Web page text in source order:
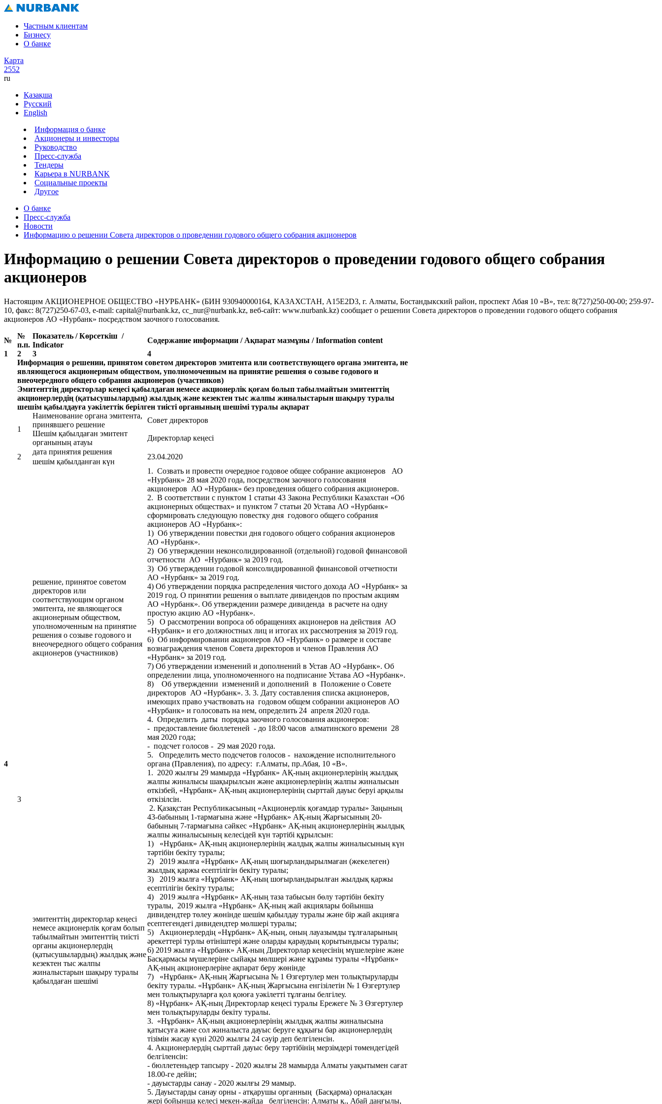
Частным клиентам
Бизнесу
О банке
Карта
2552
ru
Қазақша
Русский
English
Информация о банке
Акционеры и инвесторы
Руководство
Пресс-служба
Тендеры
Карьера в NURBANK
Социальные проекты
Другое
О банке
Пресс-служба
Новости
Информацию о решении Совета директоров о проведении годового общего собрания акционеров
Информацию о решении Совета директоров о проведении годового общего собрания
акционеров
Настоящим АКЦИОНЕРНОЕ ОБЩЕСТВО «НУРБАНК» (БИН 930940000164, КАЗАХСТАН, A15E2D3, г. Алматы, Бостандыкский район, проспект Абая 10 «В», тел: 8(727)250-00-00; 259-97-
10, факс: 8(727)250-67-03, e-mail: capital@nurbank.kz, cc_nur@nurbank.kz, веб-сайт: www.nurbank.kz) сообщает о решении Совета директоров о проведении годового общего собрания
акционеров АО «Нурбанк» посредством заочного голосования.
№
№
п.п.
Показатель / Көрсеткіш /
Indicator
Содержание информации / Ақпарат мазмұны / Information content
1
2 3 4
4
Информация о решении, принятом советом директоров эмитента или соответствующего органа эмитента, не
являющегося акционерным обществом, уполномоченным на принятие решения о созыве годового и
внеочередного общего собрания акционеров (участников)
Эмитенттің директорлар кеңесі қабылдаған немесе акционерлік қоғам болып табылмайтын эмитенттің
акционерлердің (қатысушылардың) жылдық және кезектен тыс жалпы жиналыстарын шақыру туралы
шешім қабылдауға уәкілеттік берілген тиісті органының шешімі туралы ақпарат
1
Наименование органа эмитента,
принявшего решение
Совет директоров
Шешім қабылдаған эмитент
органының атауы
Директорлар кеңесі
2
дата принятия решения
23.04.2020
шешім қабылданған күн
3
решение, принятое советом
директоров или
соответствующим органом
эмитента, не являющегося
акционерным обществом,
уполномоченным на принятие
решения о созыве годового и
внеочередного общего собрания
акционеров (участников)
1. Созвать и провести очередное годовое общее собрание акционеров АО
«Нурбанк» 28 мая 2020 года, посредством заочного голосования
акционеров АО «Нурбанк» без проведения общего собрания акционеров.
2. В соответствии с пунктом 1 статьи 43 Закона Республики Казахстан «Об
акционерных обществах» и пунктом 7 статьи 20 Устава АО «Нурбанк»
сформировать следующую повестку дня годового общего собрания
акционеров АО «Нурбанк»:
1) Об утверждении повестки дня годового общего собрания акционеров
АО «Нурбанк».
2) Об утверждении неконсолидированной (отдельной) годовой финансовой
отчетности АО «Нурбанк» за 2019 год.
3) Об утверждении годовой консолидированной финансовой отчетности
АО «Нурбанк» за 2019 год.
4) Об утверждении порядка распределения чистого дохода АО «Нурбанк» за
2019 год. О принятии решения о выплате дивидендов по простым акциям
АО «Нурбанк». Об утверждении размере дивиденда в расчете на одну
простую акцию АО «Нурбанк».
5) О рассмотрении вопроса об обращениях акционеров на действия АО
«Нурбанк» и его должностных лиц и итогах их рассмотрения за 2019 год.
6) Об информировании акционеров АО «Нурбанк» о размере и составе
вознаграждения членов Совета директоров и членов Правления АО
«Нурбанк» за 2019 год.
7) Об утверждении изменений и дополнений в Устав АО «Нурбанк». Об
определении лица, уполномоченного на подписание Устава АО «Нурбанк».
8) Об утверждении изменений и дополнений в Положение о Совете
директоров АО «Нурбанк». 3. 3. Дату составления списка акционеров,
имеющих право участвовать на годовом общем собрании акционеров АО
«Нурбанк» и голосовать на нем, определить 24 апреля 2020 года.
4. Определить даты порядка заочного голосования акционеров:
- предоставление бюллетеней - до 18:00 часов алматинского времени 28
мая 2020 года;
- подсчет голосов - 29 мая 2020 года.
5. Определить место подсчетов голосов - нахождение исполнительного
органа (Правления), по адресу: г.Алматы, пр.Абая, 10 «В».
эмитенттің директорлар кеңесі
немесе акционерлік қоғам болып
табылмайтын эмитенттің тиісті
органы акционерлердің
(қатысушылардың) жылдық және
кезектен тыс жалпы
жиналыстарын шақыру туралы
қабылдаған шешімі
1. 2020 жылғы 29 мамырда «Нұрбанк» АҚ-ның акционерлерінің жылдық
жалпы жиналысы шақырылсын және акционерлерінің жалпы жиналысын
өткізбей, «Нұрбанк» АҚ-ның акционерлерінің сырттай дауыс беруі арқылы
өткізілсін.
2. Қазақстан Республикасының «Акционерлік қоғамдар туралы» Заңының
43-бабының 1-тармағына және «Нұрбанк» АҚ-ның Жарғысының 20-
бабының 7-тармағына сәйкес «Нұрбанк» АҚ-ның акционерлерінің жылдық
жалпы жиналысының келесідей күн тәртібі құрылсын:
1) «Нұрбанк» АҚ-ның акционерлерінің жалдық жалпы жиналысының күн
тәртібін бекіту туралы;
2) 2019 жылға «Нұрбанк» АҚ-ның шоғырландырылмаған (жекелеген)
жылдық қаржы есептілігін бекіту туралы;
3) 2019 жылға «Нұрбанк» АҚ-ның шоғырландырылған жылдық қаржы
есептілігін бекіту туралы;
4) 2019 жылға «Нұрбанк» АҚ-ның таза табысын бөлу тәртібін бекіту
туралы, 2019 жылға «Нұрбанк» АҚ-ның жай акциялары бойынша
дивидендтер төлеу жөнінде шешім қабылдау туралы және бір жай акцияға
есептегендегі дивидендтер мөлшері туралы;
5) Акционерлердің «Нұрбанк» АҚ-ның, оның лауазымды тұлғаларының
әрекеттері турлы өтініштері және оларды қараудың қорытындысы туралы;
6) 2019 жылға «Нұрбанк» АҚ-ның Директорлар кеңесінің мүшелеріне және
Басқармасы мүшелеріне сыйақы мөлшері және құрамы туралы «Нұрбанк»
АҚ-ның акционерлеріне ақпарат беру жөнінде
7) «Нұрбанк» АҚ-ның Жарғысына № 1 Өзгертулер мен толықтыруларды
бекіту туралы. «Нұрбанк» АҚ-ның Жарғысына енгізілетін № 1 Өзгертулер
мен толықтыруларға қол қоюға уәкілетті тұлғаны белгілеу.
8) «Нұрбанк» АҚ-ның Директорлар кеңесі туралы Ережеге № 3 Өзгертулер
мен толықтыруларды бекіту туралы.
3. «Нұрбанк» АҚ-ның акционерлерінің жылдық жалпы жиналысына
қатысуға және сол жиналыста дауыс беруге құқығы бар акционерлердің
тізімін жасау күні 2020 жылғы 24 сәуір деп белгіленсін.
4. Акционерлердің сырттай дауыс беру тəртібінің мерзімдері төмендегідей
белгіленсін:
- бюллетеньдер тапсыру - 2020 жылғы 28 мамырда Алматы уақытымен сағат
18.00-ге дейін;
- дауыстарды санау - 2020 жылғы 29 мамыр.
5. Дауыстарды санау орны - атқарушы органның (Басқарма) орналасқан
жерi бойынша келесi мекен-жайда белгiленсiн: Алматы қ., Абай даңғылы,